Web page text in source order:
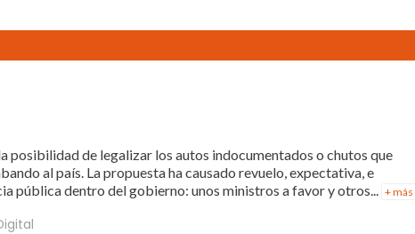
posibilidad de legalizar los autos indocumentados o chutos que
al país. La propuesta ha causado revuelo, expectativa, e
pública dentro del gobierno: unos ministros a favor y otros...
+ más